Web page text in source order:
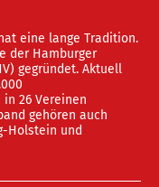
eine lange Tradition.
der Hamburger
gegründet. Aktuell
26 Vereinen
gehören auch
Holstein und